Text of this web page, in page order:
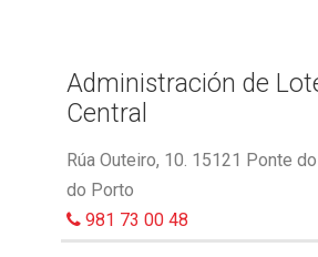
Administración de
Central
Rúa Outeiro, 10. 15121 Ponte
do Porto
981 73 00 48